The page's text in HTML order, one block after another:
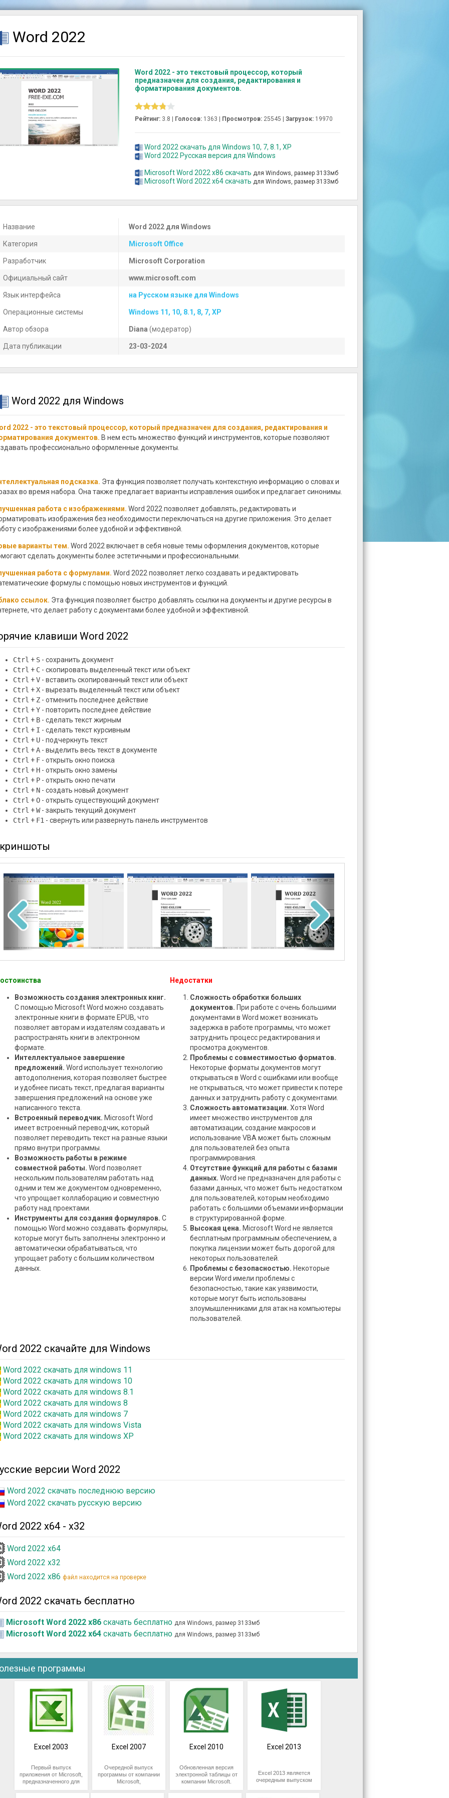
Word 2022
Word 2022 - это текстовый процессор, который
предназначен для создания, редактирования и
форматирования документов.
Рейтинг: 3.8 | Голосов: 1363 Просмотров: 25545 | Загрузок: 19970
Word 2022 скачать для Windows 10, 7, 8.1, XP
Word 2022 Русская версия для Windows
Microsoft Word 2022 x86 скачать для Windows, размер 3133мб
Microsoft Word 2022 x64 скачать для Windows, размер 3133мб
Название Word 2022 для Windows
Категория Microsoft Office
Разработчик Microsoft Corporation
Официальный сайт www.microsoft.com
Язык интерфейса на Русском языке для Windows
Операционные системы Windows 11, 10, 8.1, 8, 7, XP
Автор обзора Diana (модератор)
Дата публикации 23-03-2024
Word 2022 для Windows
2022 - это текстовый процессор, который предназначен для создания, редактирования и
документов. В нем есть множество функций и инструментов, которые позволяют
профессионально оформленные документы.
подсказка. Эта функция позволяет получать контекстную информацию о словах и
во время набора. Она также предлагает варианты исправления ошибок и предлагает синонимы.
работа с изображениями. Word 2022 позволяет добавлять, редактировать и
изображения без необходимости переключаться на другие приложения. Это делает
с изображениями более удобной и эффективной.
варианты тем. Word 2022 включает в себя новые темы оформления документов, которые
сделать документы более эстетичными и профессиональными.
работа с формулами. Word 2022 позволяет легко создавать и редактировать
формулы с помощью новых инструментов и функций.
ссылок. Эта функция позволяет быстро добавлять ссылки на документы и другие ресурсы в
что делает работу с документами более удобной и эффективной.
клавиши Word 2022
Ctrl + S - сохранить документ
Ctrl + C - скопировать выделенный текст или объект
Ctrl +V - вставить скопированный текст или объект
Ctrl +X - вырезать выделенный текст или объект
Ctrl + Z - отменить последнее действие
Ctrl +Y - повторить последнее действие
Ctrl + B - сделать текст жирным
Ctrl + I - сделать текст курсивным
Ctrl + U - подчеркнуть текст
Ctrl +A - выделить весь текст в документе
Ctrl + F - открыть окно поиска
Ctrl + H - открыть окно замены
Ctrl + P - открыть окно печати
Ctrl + N - создать новый документ
Ctrl +O - открыть существующий документ
Ctrl +W- закрыть текущий документ
Ctrl + F1 - свернуть или развернуть панель инструментов
Возможность создания электронных книг.
С помощью Microsoft Word можно создавать
электронные книги в формате EPUB, что
позволяет авторам и издателям создавать и
распространять книги в электронном
формате.
Интеллектуальное завершение
предложений. Word использует технологию
автодополнения, которая позволяет быстрее
и удобнее писать текст, предлагая варианты
завершения предложений на основе уже
написанного текста.
Встроенный переводчик. Microsoft Word
имеет встроенный переводчик, который
позволяет переводить текст на разные языки
прямо внутри программы.
Возможность работы в режиме
совместной работы. Word позволяет
нескольким пользователям работать над
одним и тем же документом одновременно,
что упрощает коллаборацию и совместную
работу над проектами.
Инструменты для создания формуляров. С
помощью Word можно создавать формуляры,
которые могут быть заполнены электронно и
автоматически обрабатываться, что
упрощает работу с большим количеством
данных.
Недостатки
Сложность обработки больших
документов. При работе с очень большими
документами в Word может возникать
задержка в работе программы, что может
затруднить процесс редактирования и
просмотра документов.
Проблемы с совместимостью форматов.
Некоторые форматы документов могут
открываться в Word с ошибками или вообще
не открываться, что может привести к потере
данных и затруднить работу с документами.
Сложность автоматизации. Хотя Word
имеет множество инструментов для
автоматизации, создание макросов и
использование VBA может быть сложным
для пользователей без опыта
программирования.
Отсутствие функций для работы с базами
данных. Word не предназначен для работы с
базами данных, что может быть недостатком
для пользователей, которым необходимо
работать с большими объемами информации
в структурированной форме.
Высокая цена. Microsoft Word не является
бесплатным программным обеспечением, а
покупка лицензии может быть дорогой для
некоторых пользователей.
Проблемы с безопасностью. Некоторые
версии Word имели проблемы с
безопасностью, такие как уязвимости,
которые могут быть использованы
злоумышленниками для атак на компьютеры
пользователей.
2022 скачайте для Windows
Word 2022 скачать для windows 11
Word 2022 скачать для windows 10
Word 2022 скачать для windows 8.1
Word 2022 скачать для windows 8
Word 2022 скачать для windows 7
Word 2022 скачать для windows Vista
Word 2022 скачать для windows XP
версии Word 2022
Word 2022 скачать последнюю версию
Word 2022 скачать русскую версию
2022 x64 - x32
Word 2022 x64
Word 2022 x32
Word 2022 x86 файл находится на проверке
2022 скачать бесплатно
Microsoft Word 2022 x86 скачать бесплатно для Windows, размер 3133мб
Microsoft Word 2022 x64 скачать бесплатно для Windows, размер 3133мб
программы
Excel 2003
Первый выпуск
приложения от Microsoft,
предназначенного для
Excel 2007
Очередной выпуск
программы от компании
Microsoft,
Excel 2010
Обновленная версия
электронной таблицы от
компании Microsoft.
Excel 2013
Excel 2013 является
очередным выпуском